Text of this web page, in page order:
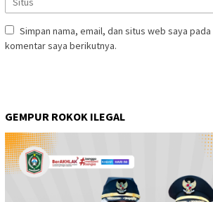
Simpan nama, email, dan situs web saya
komentar saya berikutnya.
GEMPUR ROKOK ILEGAL